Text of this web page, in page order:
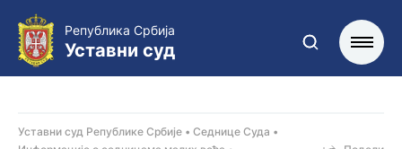
Република Србија
Уставни суд
Уставни суд Републике Србије
Седнице Суда